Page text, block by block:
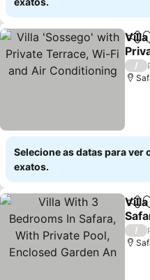
and
/
Selecione as datas para ver
exatos.
/